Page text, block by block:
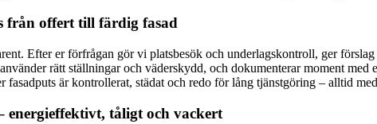
från offert till färdig fasad
Efter er förfrågan gör vi platsbesök och underlagskontroll, ger
rätt ställningar och väderskydd, och dokumenterar moment
fasadputs är kontrollerat, städat och redo för lång tjänstgöring – alltid
energieffektivt, tåligt och vackert